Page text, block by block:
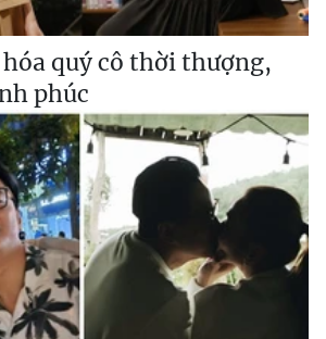
quý cô thời thượng,
phúc